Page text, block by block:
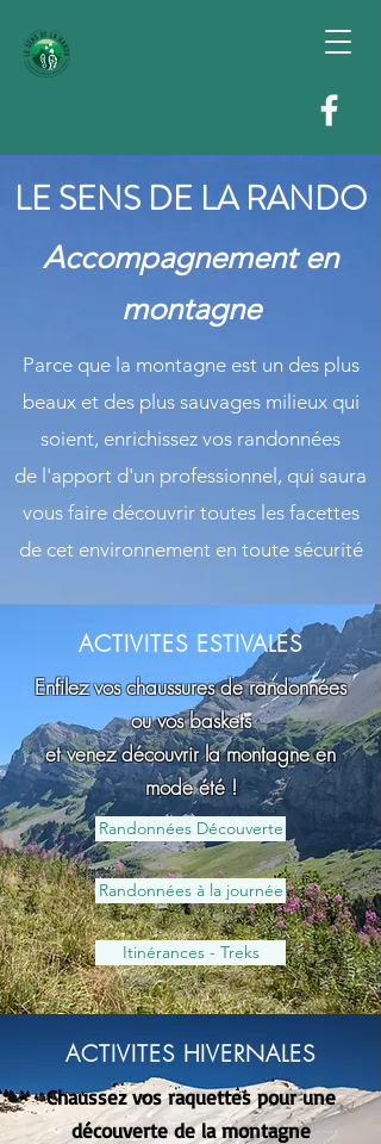
LE SENS DE LA RANDO
Accompagnement en
montagne
Parce que la montagne est un des plus
beaux et des plus sauvages milieux qui
soient, enrichissez vos randonnées
de l'apport d'un professionnel, qui saura
vous faire découvrir toutes les facettes
de cet environnement en toute sécurité
ACTIVITES ESTIVALES
Enfilez vos chaussures de randonnées
ou vos baskets
et venez découvrir la montagne en
mode été !
Randonnées Découverte
Randonnées à la journée
Itinérances - Treks
ACTIVITES HIVERNALES
Chaussez vos raquettes pour une
découverte de la montagne